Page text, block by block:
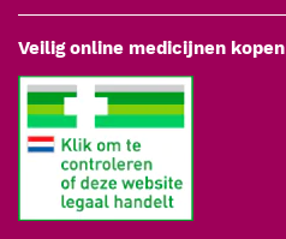
Veilig online medicijnen kopen